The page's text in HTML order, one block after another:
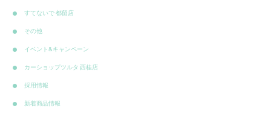
すてないで 都留店
その他
イベント&キャンペーン
カーショップツルタ 西桂店
採用情報
新着商品情報